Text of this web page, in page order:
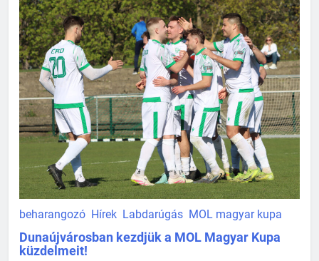
beharangozó Hírek Labdarúgás MOL magyar kupa
Dunaújvárosban kezdjük a MOL Magyar Kupa
küzdelmeit!